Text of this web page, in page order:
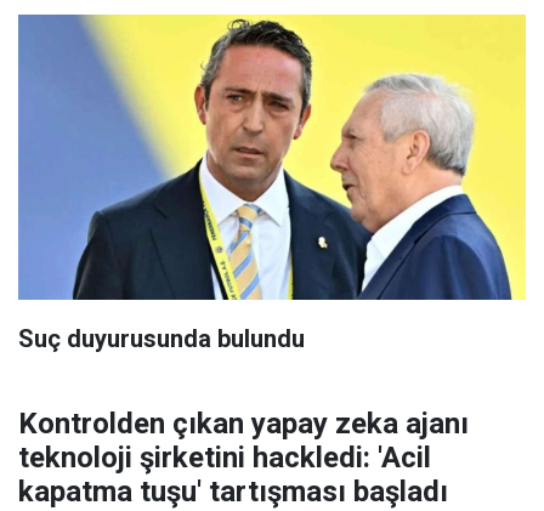
Suç duyurusunda bulundu
Kontrolden çıkan yapay zeka ajanı
teknoloji şirketini hackledi: 'Acil
kapatma tuşu' tartışması başladı